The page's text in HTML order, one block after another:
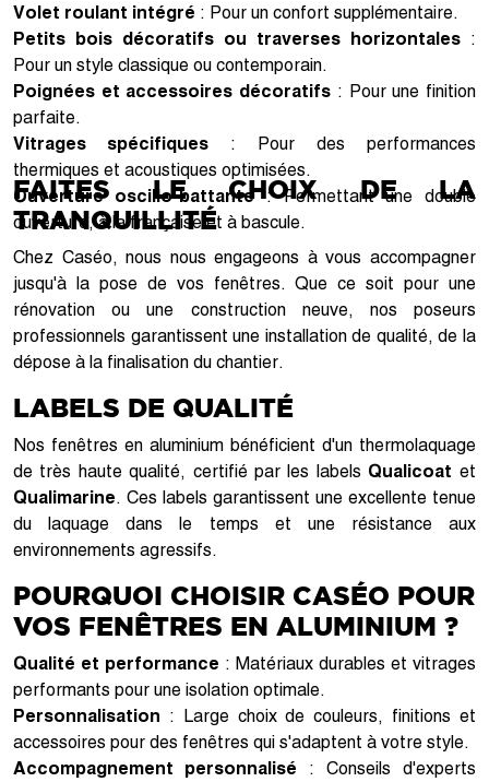
Volet roulant intégré : Pour un confort supplémentaire.
Petits bois décoratifs ou traverses horizontales :
Pour un style classique ou contemporain.
Poignées et accessoires décoratifs : Pour une finition
parfaite.
Vitrages spécifiques : Pour des performances
thermiques et acoustiques optimisées.
Ouverture oscillo-battante: Permettant une double
ouverture, à la française et à bascule.
FAITES LE CHOIX DE LA
TRANQUILLITÉ
Chez Caséo, nous nous engageons à vous accompagner
jusqu'à la pose de vos fenêtres. Que ce soit pour une
rénovation ou une construction neuve, nos poseurs
professionnels garantissent une installation de qualité, de la
dépose à la finalisation du chantier.
LABELS DE QUALITÉ
Nos fenêtres en aluminium bénéficient d'un thermolaquage
de très haute qualité, certifié par les labels Qualicoat et
Qualimarine. Ces labels garantissent une excellente tenue
du laquage dans le temps et une résistance aux
environnements agressifs.
POURQUOI CHOISIR CASÉO POUR
VOS FENÊTRES EN ALUMINIUM ?
Qualité et performance : Matériaux durables et vitrages
performants pour une isolation optimale.
Personnalisation : Large choix de couleurs, finitions et
accessoires pour des fenêtres qui s'adaptent à votre style.
Accompagnement personnalisé : Conseils d'experts